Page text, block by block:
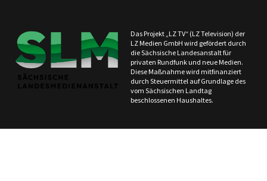
Das Projekt „LZ TV“ (LZ Television) der
LZ Medien GmbH wird gefördert durch
die Sächsische Landesanstalt für
privaten Rundfunk und neue Medien.
Diese Maßnahme wird mitfinanziert
durch Steuermittel auf Grundlage des
vom Sächsischen Landtag
beschlossenen Haushaltes.